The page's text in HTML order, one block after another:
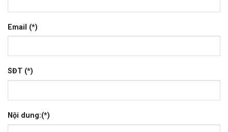
Email (*)
SĐT (*)
Nội dung:(*)